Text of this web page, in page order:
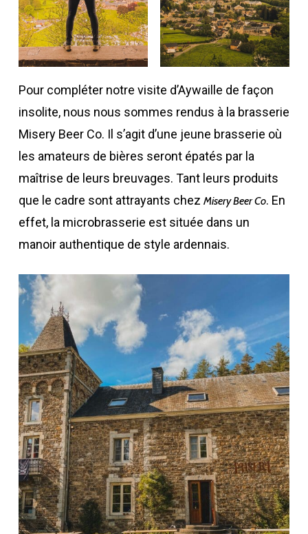
Pour compléter notre visite d’Aywaille de façon
insolite, nous nous sommes rendus à la brasserie
Misery Beer Co. Il s’agit d’une jeune brasserie où
les amateurs de bières seront épatés par la
maîtrise de leurs breuvages. Tant leurs produits
que le cadre sont attrayants chez Misery Beer Co. En
effet, la microbrasserie est située dans un
manoir authentique de style ardennais.